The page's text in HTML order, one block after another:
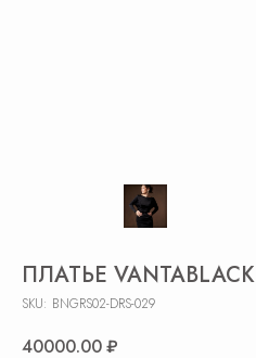
ПЛАТЬЕ VANTABLACK
SKU: BNGRS02-DRS-029
40000.00₽